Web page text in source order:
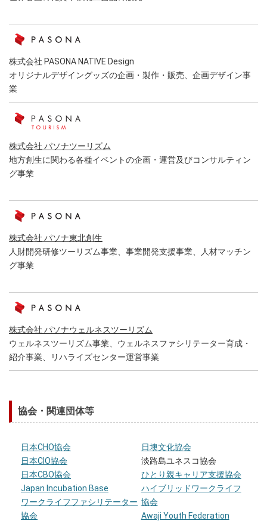
株式会社 PASONA NATIVE Design
オリジナルデザイングッズの企画・製作・販売、企画デザイン事
業
株式会社 パソナツーリズム
地方創生に関わる各種イベントの企画・運営及びコンサルティン
グ事業
株式会社 パソナ東北創生
人財開発研修ツーリズム事業、事業開発支援事業、人材マッチン
グ事業
株式会社 パソナウェルネスツーリズム
ウェルネスツーリズム事業、ウェルネスファシリテーター育成・
紹介事業、リハライズセンター運営事業
協会・関連団体等
日本CHO協会
日本CIO協会
日本CBO協会
Japan Incubation Base
ワークライフファシリテーター
協会
日墺文化協会
淡路島ユネスコ協会
ひとり親キャリア支援協会
ハイブリッドワークライフ
協会
Awaji Youth Federation